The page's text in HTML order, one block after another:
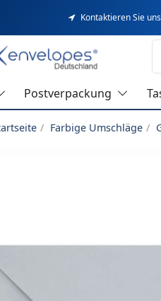
Kontaktieren Sie uns
Postverpackung
Farbige Umschläge